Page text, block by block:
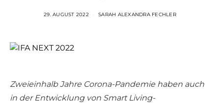
29. AUGUST 2022 SARAH ALEXANDRA FECHLER
Zweieinhalb Jahre Corona-Pandemie haben auch
in der Entwicklung von Smart Living-